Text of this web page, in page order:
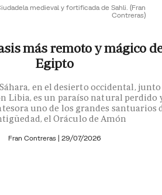
medieval y fortificada de Sahli. (Fran
Contreras)
más remoto y mágico
Egipto
en el desierto occidental, junto
Libia, es un paraíso natural perdido
uno de los grandes santuarios
el Oráculo de Amón
Fran Contreras | 29/07/2026